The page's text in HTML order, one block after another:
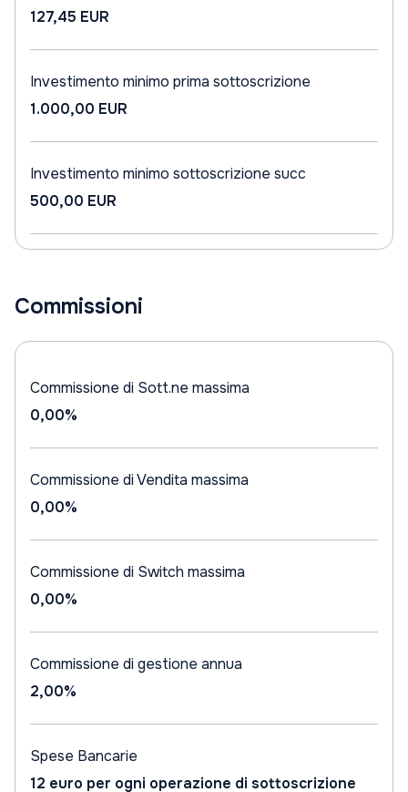
127,45 EUR
Investimento minimo prima sottoscrizione
1.000,00 EUR
Investimento minimo sottoscrizione succ
500,00 EUR
Commissioni
Commissione di Sott.ne massima
0,00%
Commissione di Vendita massima
0,00%
Commissione di Switch massima
0,00%
Commissione di gestione annua
2,00%
Spese Bancarie
12 euro per ogni operazione di sottoscrizione